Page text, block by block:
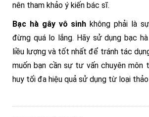
nên tham khảo ý kiến bác sĩ.
Bạc hà gây vô sinh không phải là
đừng quá lo lắng. Hãy sử dụng bạc
liều lượng và tốt nhất để tránh tác
muốn bạn cần sự tư vấn chuyên
huy tối đa hiệu quả sử dụng từ loại